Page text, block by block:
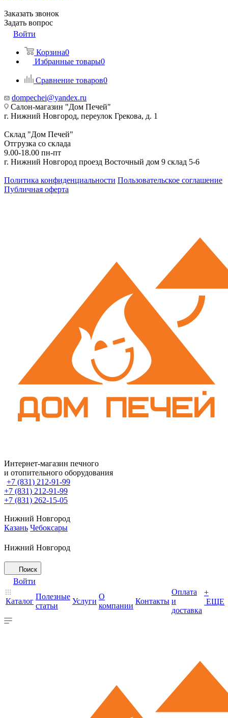
Заказать звонок
Задать вопрос
Войти
Корзина0
Избранные товары0
Сравнение товаров0
dompechei@yandex.ru
Салон-магазин "Дом Печей"
г. Нижний Новгород, переулок Грекова, д. 1
Склад "Дом Печей"
Отгрузка со склада
9.00-18.00 пн-пт
г. Нижний Новгород проезд Восточный дом 9 склад 5-6
Политика конфиденциальности Пользовательское соглашение
Публичная оферта
Интернет-магазин печного
и отопительного оборудования
+7 (831) 212-91-99
+7 (831) 212-91-99
+7 (831) 262-15-05
Нижний Новгород
Казань Чебоксары
Нижний Новгород
Поиск
Войти
Каталог
Полезные
статьи
Услуги
О
компании
Контакты
Оплата
и
доставка
+
ЕЩЕ